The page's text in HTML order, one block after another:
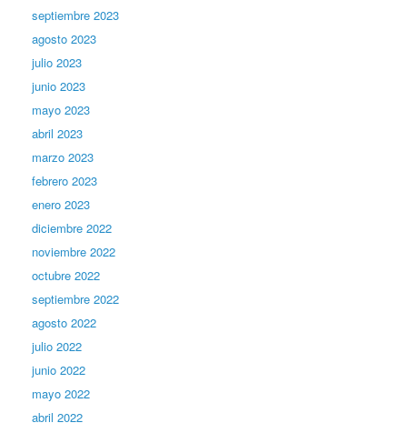
septiembre 2023
agosto 2023
julio 2023
junio 2023
mayo 2023
abril 2023
marzo 2023
febrero 2023
enero 2023
diciembre 2022
noviembre 2022
octubre 2022
septiembre 2022
agosto 2022
julio 2022
junio 2022
mayo 2022
abril 2022